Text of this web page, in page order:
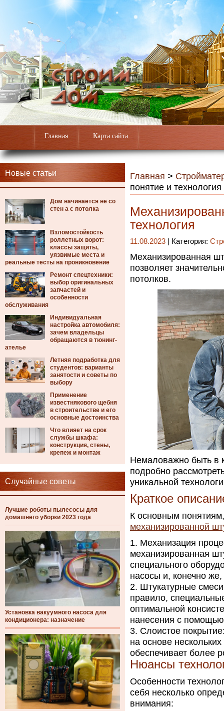
Главная Карта сайта
Новые статьи
Дом начинается не со
стен а с потолка
Взломостойкость
роллетных ворот:
классы защиты,
уязвимые места и
реальные тесты на проникновение
Ремонт спецтехники:
выбор оригинальных
запчастей и
особенности
обслуживания
Индивидуальная
настройка автомобиля:
зачем владельцы
обращаются в тюнинг-
ателье
Летняя подработка для
студентов: варианты
занятости и советы по
выбору
Применение
известнякового щебня
в строительстве и его
основные достоинства
Что влияет на срок
службы шкафа:
конструкция, стены,
крепеж и монтаж
Случайные советы
Лучшие роботы пылесосы для
домашнего уборки 2023 года
Установка вакуумного насоса для
кондиционера: назначение
Главная >
понятие и технология
технология
11.08.2023 | Категория:
Механизированная
позволяет
потолков.
Немаловажно быть в
подробно
уникальной
Краткое
К основным
механизированной
Механизация
механизированная
специального
насосы и, конечно
Штукатурные
правило,
оптимальной
нанесения с
Слоистое
на основе
обеспечивает более
Нюансы
Особенности
себя несколько
внимания: